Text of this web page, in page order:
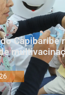
Capibaribe